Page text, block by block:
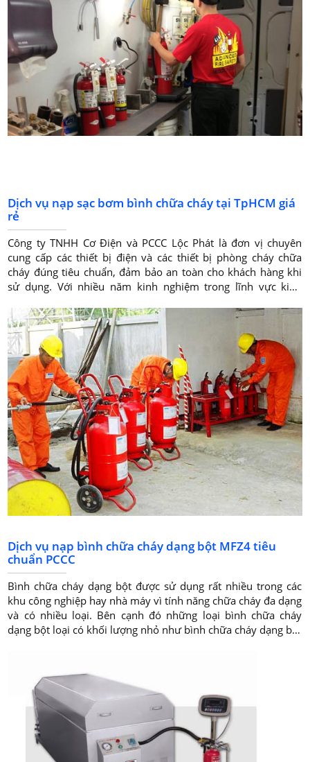
Dịch vụ nạp sạc bơm bình chữa cháy tại TpHCM giá
rẻ
Công ty TNHH Cơ Điện và PCCC Lộc Phát là đơn vị chuyên
cung cấp các thiết bị điện và các thiết bị phòng cháy chữa
cháy đúng tiêu chuẩn, đảm bảo an toàn cho khách hàng khi
sử dụng. Với nhiều năm kinh nghiệm trong lĩnh vực kinh
trách nhiệm và chuyên nghiệp.
Dịch vụ nạp bình chữa cháy dạng bột MFZ4 tiêu
chuẩn PCCC
Bình chữa cháy dạng bột được sử dụng rất nhiều trong các
khu công nghiệp hay nhà máy vì tính năng chữa cháy đa dạng
và có nhiều loại. Bên cạnh đó những loại bình chữa cháy
dạng bột loại có khối lượng nhỏ như bình chữa cháy dạng bột